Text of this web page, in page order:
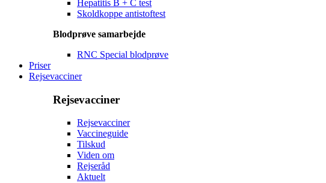
Hepatitis B + C test
Skoldkoppe antistoftest
Blodprøve samarbejde
RNC Special blodprøve
Priser
Rejsevacciner
Rejsevacciner
Rejsevacciner
Vaccineguide
Tilskud
Viden om
Rejseråd
Aktuelt